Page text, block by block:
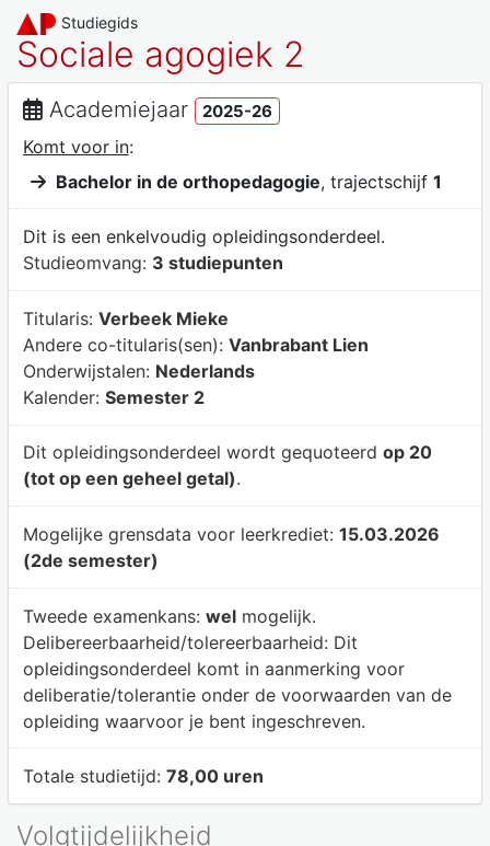
Studiegids
Sociale agogiek 2
Academiejaar 2025-26
Komt voor in:
Bachelor in de orthopedagogie, trajectschijf 1
Dit is een enkelvoudig opleidingsonderdeel.
Studieomvang: 3 studiepunten
Titularis: Verbeek Mieke
Andere co-titularis(sen): Vanbrabant Lien
Onderwijstalen: Nederlands
Kalender: Semester 2
Dit opleidingsonderdeel wordt gequoteerd op 20
(tot op een geheel getal).
Mogelijke grensdata voor leerkrediet: 15.03.2026
(2de semester)
Tweede examenkans: welmogelijk.
Delibereerbaarheid/tolereerbaarheid: Dit
opleidingsonderdeel komt in aanmerking voor
deliberatie/tolerantie onder de voorwaarden van de
opleiding waarvoor je bent ingeschreven.
Totale studietijd: 78,00 uren
Volgtijdelijkheid